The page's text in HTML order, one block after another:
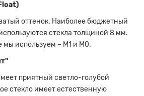
оттенок. Наиболее бюджетный
стекла толщиной 8 мм.
мы используем – М1 и М0.
приятный светло-голубой
стекло имеет естественную